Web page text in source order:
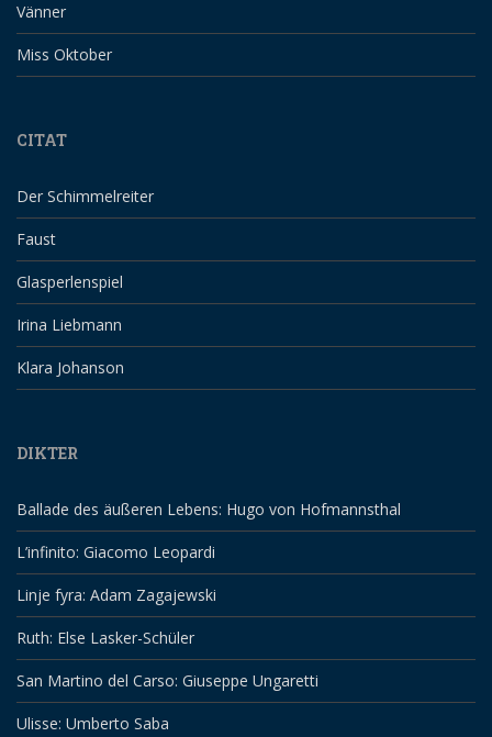
Vänner
Miss Oktober
CITAT
Der Schimmelreiter
Faust
Glasperlenspiel
Irina Liebmann
Klara Johanson
DIKTER
Ballade des äußeren Lebens: Hugo von Hofmannsthal
L’infinito: Giacomo Leopardi
Linje fyra: Adam Zagajewski
Ruth: Else Lasker-Schüler
San Martino del Carso: Giuseppe Ungaretti
Ulisse: Umberto Saba